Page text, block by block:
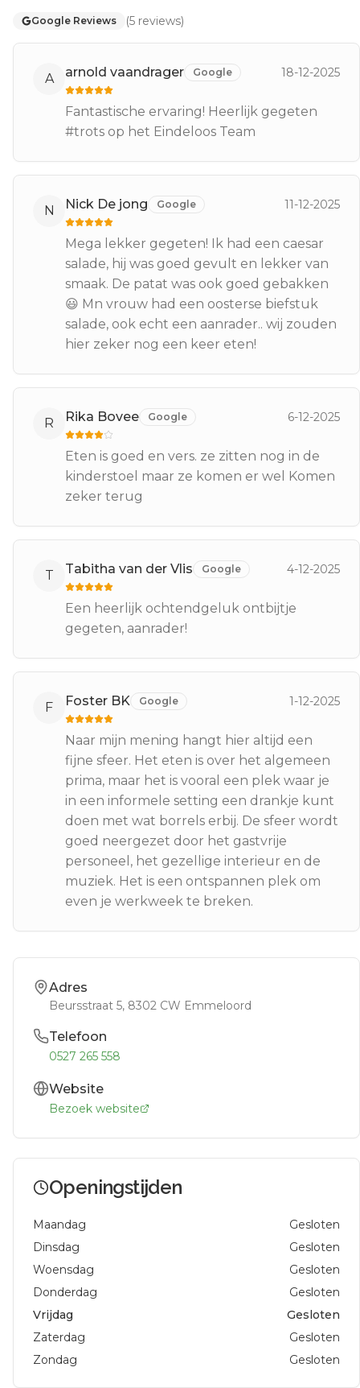
Google Reviews (5 reviews)
A arnold vaandrager Google 18-12-2025
Fantastische ervaring! Heerlijk gegeten
#trots op het Eindeloos Team
N Nick De jong Google 11-12-2025
Mega lekker gegeten! Ik had een caesar
salade, hij was goed gevult en lekker van
smaak. De patat was ook goed gebakken
😃 Mn vrouw had een oosterse biefstuk
salade, ook echt een aanrader.. wij zouden
hier zeker nog een keer eten!
R Rika Bovee Google 6-12-2025
Eten is goed en vers. ze zitten nog in de
kinderstoel maar ze komen er wel Komen
zeker terug
T Tabitha van der Vlis Google 4-12-2025
Een heerlijk ochtendgeluk ontbijtje
gegeten, aanrader!
F Foster BK Google 1-12-2025
Naar mijn mening hangt hier altijd een
fijne sfeer. Het eten is over het algemeen
prima, maar het is vooral een plek waar je
in een informele setting een drankje kunt
doen met wat borrels erbij. De sfeer wordt
goed neergezet door het gastvrije
personeel, het gezellige interieur en de
muziek. Het is een ontspannen plek om
even je werkweek te breken.
Adres
Beursstraat 5, 8302 CW Emmeloord
Telefoon
0527 265 558
Website
Bezoek website
Openingstijden
Maandag
Gesloten
Dinsdag
Gesloten
Woensdag
Gesloten
Donderdag
Gesloten
Vrijdag
Gesloten
Zaterdag
Gesloten
Zondag
Gesloten